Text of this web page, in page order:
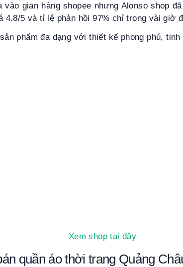
vào gian hàng shopee nhưng Alonso shop
4.8/5 và tỉ lệ phản hồi 97% chỉ trong vài giờ
phẩm đa dạng với thiết kế phong phú,
Xem shop tại đây
quần áo thời trang Quảng